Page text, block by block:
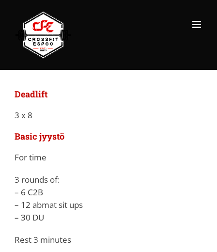
content
Deadlift
3 x 8
Basic jyystö
For time
3 rounds of:
– 6 C2B
– 12 abmat sit ups
– 30 DU
Rest 3 minutes